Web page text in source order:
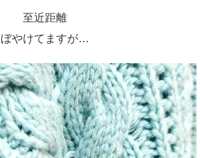
至近距離
ぼやけてますが…